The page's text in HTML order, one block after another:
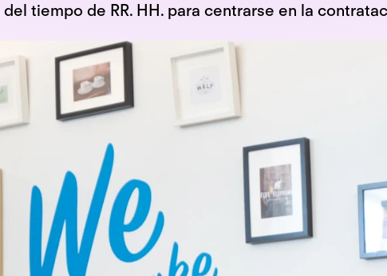
tiempo de RR. HH. para centrarse en la